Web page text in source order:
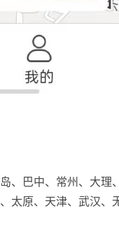
、巴中、常州、大理、
太原、天津、武汉、